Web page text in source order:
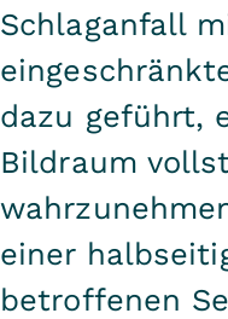
Schlaganfall
dazu geführt,
Bildraum
einer
betroffenen